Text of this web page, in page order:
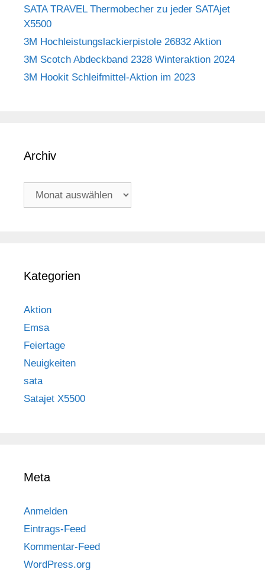
SATA TRAVEL Thermobecher zu jeder SATAjet
X5500
3M Hochleistungslackierpistole 26832 Aktion
3M Scotch Abdeckband 2328 Winteraktion 2024
3M Hookit Schleifmittel-Aktion im 2023
Archiv
Archiv
Kategorien
Aktion
Emsa
Feiertage
Neuigkeiten
sata
Satajet X5500
Meta
Anmelden
Eintrags-Feed
Kommentar-Feed
WordPress.org